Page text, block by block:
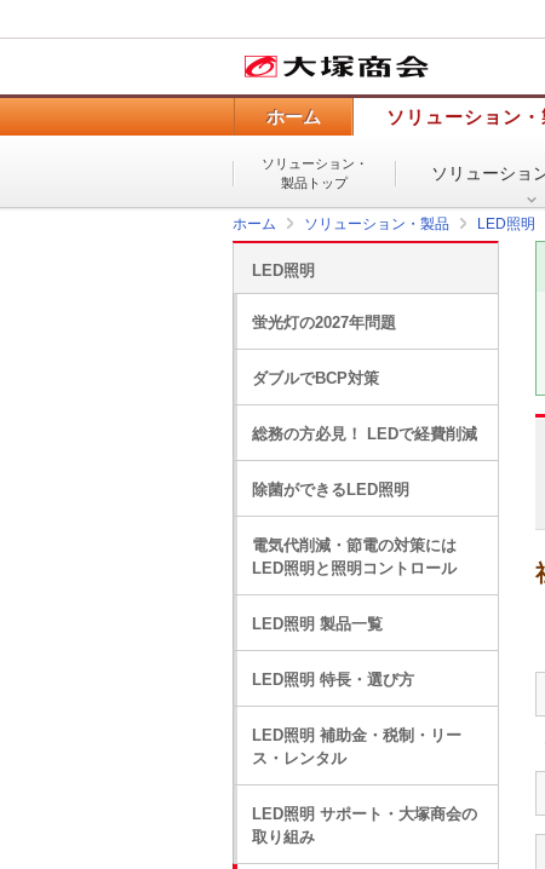
ホーム ソリューション・
ソリューション・
製品トップ
ソリューショ
ホーム ソリューション・製品 LED照明
LED照明
蛍光灯の2027年問題
ダブルでBCP対策
総務の方必見！ LEDで経費削減
除菌ができるLED照明
電気代削減・節電の対策には
LED照明と照明コントロール
LED照明 製品一覧
LED照明 特長・選び方
LED照明 補助金・税制・リー
ス・レンタル
LED照明 サポート・大塚商会の
取り組み